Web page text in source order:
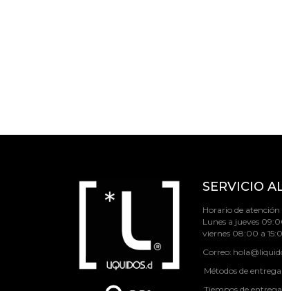
SERVICIO
Horario de atención
Lunes a jueves
viernes 08:00 a
Correo:
Métodos de entrega